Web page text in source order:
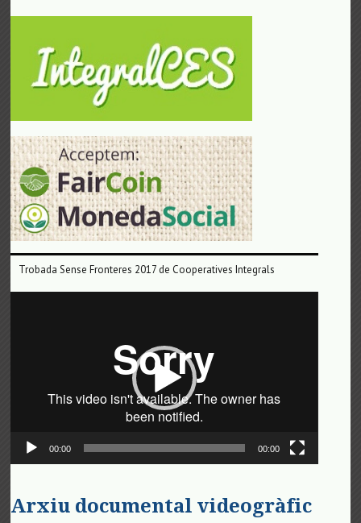
Trobada Sense Fronteres 2017 de Cooperatives Integrals
00:00 00:00
Arxiu documental videogràfic